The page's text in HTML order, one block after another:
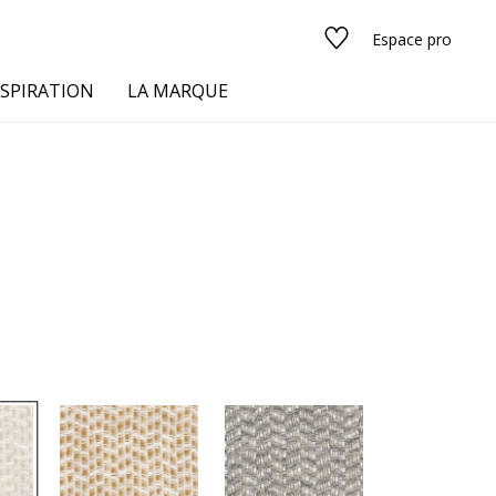
Espace pro
Voir tous les tissus
LA MARQUE